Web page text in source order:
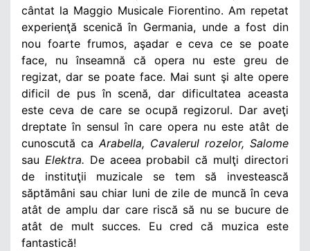
cântat la Maggio Musicale Fiorentino. Am repetat
experienţă scenică în Germania, unde a fost din
nou foarte frumos, aşadar e ceva ce se poate
face, nu înseamnă că opera nu este greu de
regizat, dar se poate face. Mai sunt şi alte opere
dificil de pus în scenă, dar dificultatea aceasta
este ceva de care se ocupă regizorul. Dar aveţi
dreptate în sensul în care opera nu este atât de
cunoscută ca Arabella, Cavalerul rozelor, Salome
sau Elektra. De aceea probabil că mulţi directori
de instituţii muzicale se tem să investească
săptămâni sau chiar luni de zile de muncă în ceva
atât de amplu dar care riscă să nu se bucure de
atât de mult succes. Eu cred că muzica este
fantastică!